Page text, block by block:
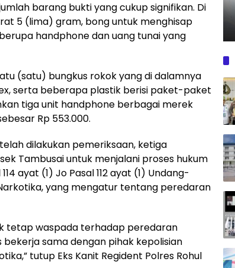
barang bukti yang cukup signifikan. Di
5 (lima) gram, bong untuk menghisap
handphone dan uang tunai yang
(satu) bungkus rokok yang di dalamnya
serta beberapa plastik berisi paket-paket
tiga unit handphone berbagai merek
Rp 553.000.
dilakukan pemeriksaan, ketiga
Tambusai untuk menjalani proses hukum
ayat (1) Jo Pasal 112 ayat (1) Undang-
yang mengatur tentang peredaran
tetap waspada terhadap peredaran
sama dengan pihak kepolisian
tutup Eks Kanit Regident Polres Rohul